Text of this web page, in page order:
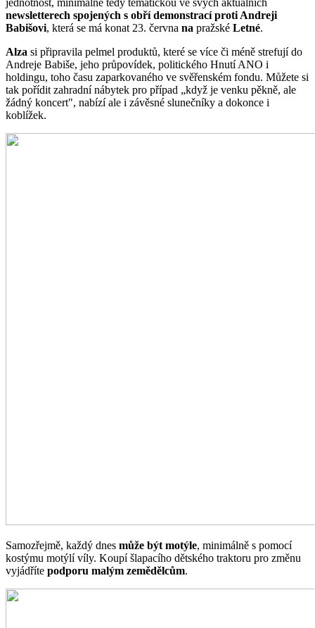
jednotnost, minimálně tedy tematickou ve svých aktuálních
newsletterech spojených s obří demonstrací proti Andreji
Babišovi, která se má konat 23. června na pražské Letné.
Alza si připravila pelmel produktů, které se více či méně strefují do
Andreje Babiše, jeho průpovídek, politického Hnutí ANO i
holdingu, toho času zaparkovaného ve svěřenském fondu. Můžete si
tak pořídit zahradní nábytek pro případ „když je venku pěkně, ale
žádný koncert", nabízí ale i závěsné slunečníky a dokonce i
koblížek.
Samozřejmě, každý dnes může být motýle, minimálně s pomocí
kostýmu motýlí víly. Koupí šlapacího dětského traktoru pro změnu
vyjádříte podporu malým zemědělcům.